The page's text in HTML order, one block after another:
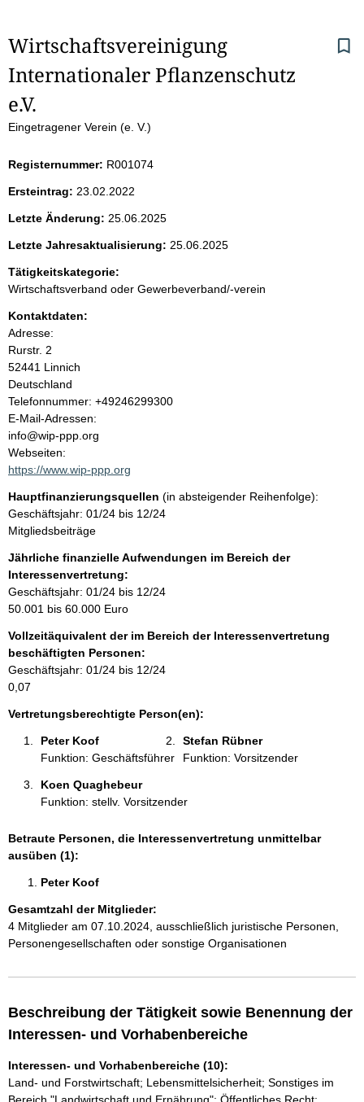
S
e
i
e
n
i
n
h
a
l
t
Wirtschaftsvereinigung
Internationaler Pflanzenschutz
e.V.
Eingetragener Verein (e. V.)
Registernummer: R001074
Ersteintrag: 23.02.2022
Letzte Änderung: 25.06.2025
Letzte Jahresaktualisierung: 25.06.2025
Tätigkeitskategorie:
Wirtschaftsverband oder Gewerbeverband/-verein
Kontaktdaten:
Adresse:
Rurstr. 2
52441 Linnich
Deutschland
K
o
n
t
a
t
i
n
f
o
r
m
t
i
o
n
e
Telefonnummer: +49246299300
E-Mail-Adressen:
info@wip-ppp.org
Webseiten:
https://www.wip-ppp.org
Hauptfinanzierungsquellen (in absteigender Reihenfolge):
Geschäftsjahr: 01/24 bis 12/24
Mitgliedsbeiträge
Jährliche finanzielle Aufwendungen im Bereich der
Interessenvertretung:
Geschäftsjahr: 01/24 bis 12/24
50.001 bis 60.000 Euro
Vollzeitäquivalent der im Bereich der Interessenvertretung
beschäftigten Personen:
Geschäftsjahr: 01/24 bis 12/24
0,07
Vertretungsberechtigte Person(en):
Peter Koof
Funktion: Geschäftsführer
Stefan Rübner
Funktion: Vorsitzender
Koen Quaghebeur
Funktion: stellv. Vorsitzender
Betraute Personen, die Interessenvertretung unmittelbar
ausüben (1):
Peter Koof
Gesamtzahl der Mitglieder:
4 Mitglieder am 07.10.2024, ausschließlich juristische Personen,
Personengesellschaften oder sonstige Organisationen
Beschreibung der Tätigkeit sowie Benennung der
Interessen- und Vorhabenbereiche
Interessen- und Vorhabenbereiche (10):
Land- und Forstwirtschaft; Lebensmittelsicherheit; Sonstiges im